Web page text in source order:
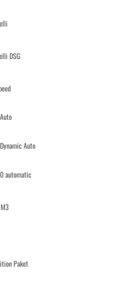
DSG
Auto
automatic
Paket